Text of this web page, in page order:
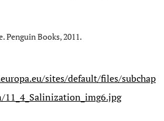
Penguin Books, 2011.
sites/default/files/subchap